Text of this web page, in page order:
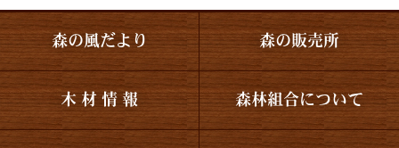
森の風だより 森の販売所
木 材 情 報 森林組合について